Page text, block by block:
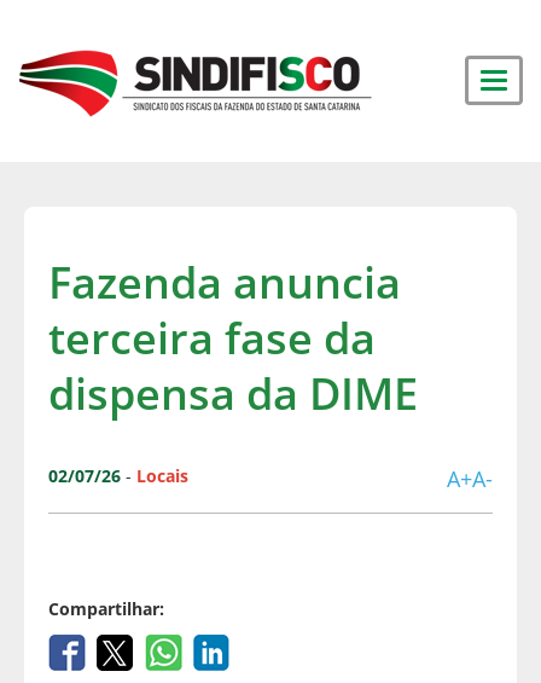
Fazenda anuncia
terceira fase da
dispensa da DIME
02/07/26 - Locais A+A-
Compartilhar: